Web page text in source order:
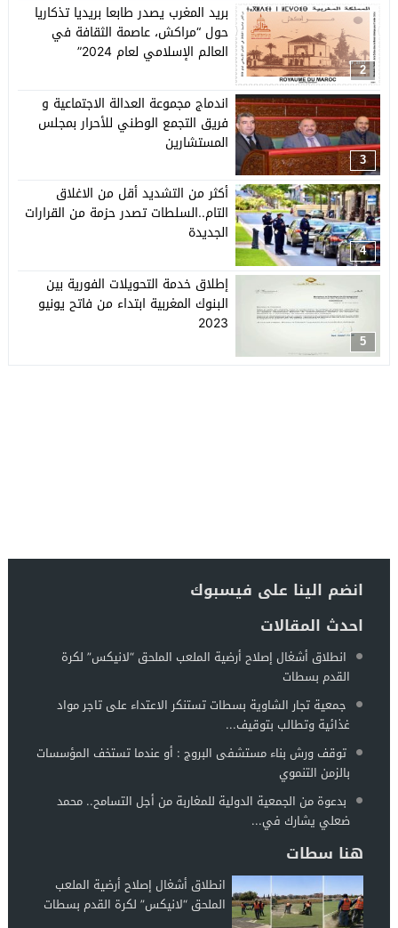
2
بريد المغرب يصدر طابعا بريديا تذكاريا
حول “مراكش، عاصمة الثقافة في
العالم الإسلامي لعام 2024”
3
اندماج مجموعة العدالة الاجتماعية و
فريق التجمع الوطني للأحرار بمجلس
المستشارين
4
أكثر من التشديد أقل من الاغلاق
التام..السلطات تصدر حزمة من القرارات
الجديدة
5
إطلاق خدمة التحويلات الفورية بين
البنوك المغربية ابتداء من فاتح يونيو
2023
انضم الينا على فيسبوك
احدث المقالات
انطلاق أشغال إصلاح أرضية الملعب الملحق “لانيكس” لكرة
القدم بسطات
جمعية تجار الشاوية بسطات تستنكر الاعتداء على تاجر مواد
غذائية وتطالب بتوقيف...
توقف ورش بناء مستشفى البروج : أو عندما تستخف المؤسسات
بالزمن التنموي
بدعوة من الجمعية الدولية للمغاربة من أجل التسامح.. محمد
ضعلي يشارك في...
هنا سطات
انطلاق أشغال إصلاح أرضية الملعب
الملحق “لانيكس” لكرة القدم بسطات